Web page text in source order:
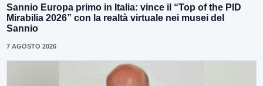
Sannio Europa primo in Italia: vince il “Top of the PID
Mirabilia 2026” con la realtà virtuale nei musei del
Sannio
7 AGOSTO 2026